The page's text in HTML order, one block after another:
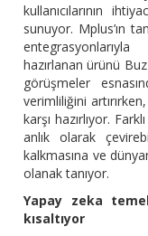
kullanıcılarının
sunuyor. Mplus’ın
hazırlanan ürünü
görüşmeler
verimliliğini
karşı hazırlıyor.
anlık olarak
kalkmasına ve
olanak tanıyor.
Yapay zeka
kısaltıyor